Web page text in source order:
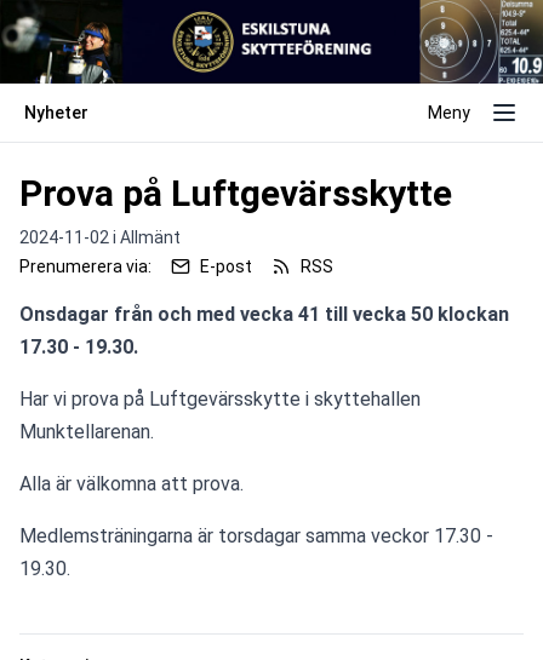
Nyheter Meny
Prova på Luftgevärsskytte
2024-11-02 i Allmänt
Prenumerera via:
E-post RSS
Onsdagar från och med vecka 41 till vecka 50 klockan
17.30 - 19.30.
Har vi prova på Luftgevärsskytte i skyttehallen
Munktellarenan.
Alla är välkomna att prova.
Medlemsträningarna är torsdagar samma veckor 17.30 -
19.30.